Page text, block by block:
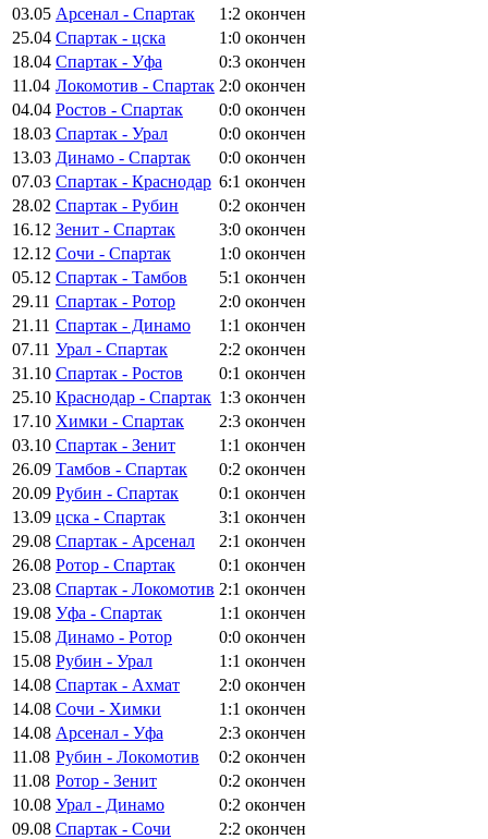
03.05 Арсенал - Спартак 1:2 окончен
25.04 Спартак - цска 1:0 окончен
18.04 Спартак - Уфа 0:3 окончен
11.04 Локомотив - Спартак 2:0 окончен
04.04 Ростов - Спартак 0:0 окончен
18.03 Спартак - Урал 0:0 окончен
13.03 Динамо - Спартак 0:0 окончен
07.03 Спартак - Краснодар 6:1 окончен
28.02 Спартак - Рубин 0:2 окончен
16.12 Зенит - Спартак 3:0 окончен
12.12 Сочи - Спартак 1:0 окончен
05.12 Спартак - Тамбов 5:1 окончен
29.11 Спартак - Ротор 2:0 окончен
21.11 Спартак - Динамо 1:1 окончен
07.11 Урал - Спартак 2:2 окончен
31.10 Спартак - Ростов 0:1 окончен
25.10 Краснодар - Спартак 1:3 окончен
17.10 Химки - Спартак 2:3 окончен
03.10 Спартак - Зенит 1:1 окончен
26.09 Тамбов - Спартак 0:2 окончен
20.09 Рубин - Спартак 0:1 окончен
13.09 цска - Спартак 3:1 окончен
29.08 Спартак - Арсенал 2:1 окончен
26.08 Ротор - Спартак 0:1 окончен
23.08 Спартак - Локомотив 2:1 окончен
19.08 Уфа - Спартак 1:1 окончен
15.08 Динамо - Ротор 0:0 окончен
15.08 Рубин - Урал 1:1 окончен
14.08 Спартак - Ахмат 2:0 окончен
14.08 Сочи - Химки 1:1 окончен
14.08 Арсенал - Уфа 2:3 окончен
11.08 Рубин - Локомотив 0:2 окончен
11.08 Ротор - Зенит 0:2 окончен
10.08 Урал - Динамо 0:2 окончен
09.08 Спартак - Сочи 2:2 окончен